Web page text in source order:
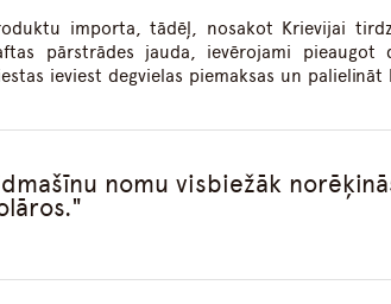
importa, tādēļ, nosakot Krievijai
pārstrādes jauda, ievērojami pieaugot
ieviest degvielas piemaksas un palielināt
nomu visbiežāk